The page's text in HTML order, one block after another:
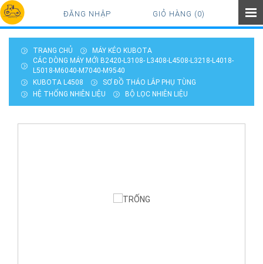
GIỎ HÀNG (0)
ĐĂNG NHẬP
TRANG CHỦ
MÁY KÉO KUBOTA
CÁC DÒNG MÁY MỚI B2420-L3108- L3408-L4508-L3218-L4018-
L5018-M6040-M7040-M9540
KUBOTA L4508
SƠ ĐỒ THÁO LẮP PHỤ TÙNG
HỆ THỐNG NHIÊN LIỆU
BỘ LỌC NHIÊN LIỆU